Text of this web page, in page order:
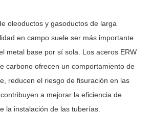
oleoductos y gasoductos de larga
en campo suele ser más importante
metal base por sí sola. Los aceros ERW
carbono ofrecen un comportamiento de
reducen el riesgo de fisuración en las
a mejorar la eficiencia de
la instalación de las tuberías.